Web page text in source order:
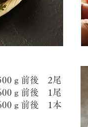
ｇ前後 2尾
ｇ前後 1尾
ｇ前後 1本